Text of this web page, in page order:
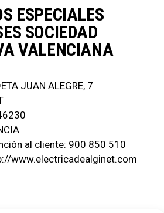
ESPECIALES
SOCIEDAD
VALENCIANA
JUAN ALEGRE, 7
al cliente: 900 850 510
www.electricadealginet.com